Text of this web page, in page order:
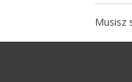
Musisz